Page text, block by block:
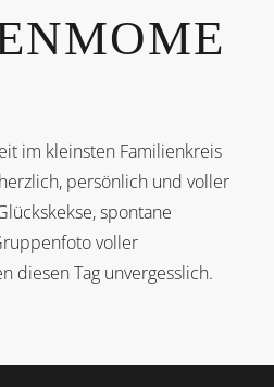
im kleinsten Familienkreis
persönlich und voller
spontane
voller
diesen Tag unvergesslich.